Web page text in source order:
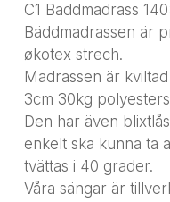
C1 Bäddmadrass
Bäddmadrassen är
økotex strech.
Madrassen är
3cm 30kg
Den har även
enkelt ska kunna ta
tvättas i 40 grader.
Våra sängar är